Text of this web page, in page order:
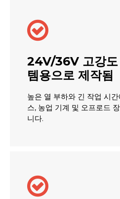

24V/36V 고강
템용으로 제작됨
높은 열 부하와 긴 작업 시
스, 농업 기계 및 오프로드
니다.
